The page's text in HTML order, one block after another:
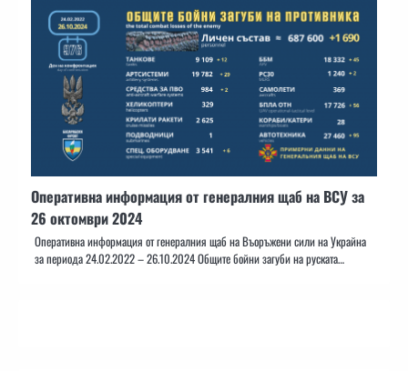
Оперативна информация от генералния щаб на ВСУ за
26 октомври 2024
Оперативна информация от генералния щаб на Въоръжени сили на Украйна
за периода 24.02.2022 – 26.10.2024 Общите бойни загуби на руската…